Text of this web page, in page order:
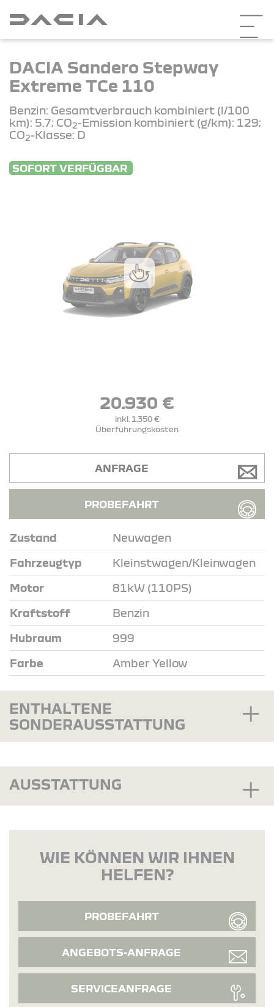
DACIA Sandero Stepway
Extreme TCe 110
Benzin: Gesamtverbrauch kombiniert (l/100
km): 5.7; CO2-Emission kombiniert (g/km): 129;
CO2-Klasse: D
SOFORT VERFÜGBAR
20.930 €
inkl. 1.350 €
Überführungskosten
Zustand Neuwagen
Fahrzeugtyp Kleinstwagen/Kleinwagen
Motor 81kW (110PS)
Kraftstoff Benzin
Hubraum 999
Farbe Amber Yellow
ANFRAGE
PROBEFAHRT
ENTHALTENE
SONDERAUSSTATTUNG
AUSSTATTUNG
WIE KÖNNEN WIR IHNEN
HELFEN?
PROBEFAHRT
ANGEBOTS-ANFRAGE
SERVICEANFRAGE